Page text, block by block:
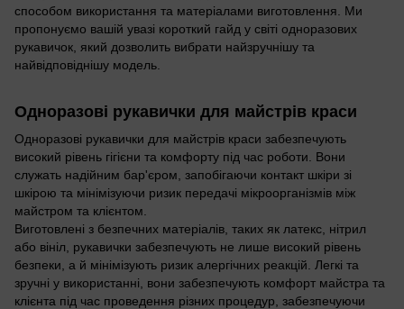
способом використання та матеріалами виготовлення. Ми
пропонуємо вашій увазі короткий гайд у світі одноразових
рукавичок, який дозволить вибрати найзручнішу та
найвідповіднішу модель.
Одноразові рукавички для майстрів краси
Одноразові рукавички для майстрів краси забезпечують
високий рівень гігієни та комфорту під час роботи. Вони
служать надійним бар'єром, запобігаючи контакт шкіри зі
шкірою та мінімізуючи ризик передачі мікроорганізмів між
майстром та клієнтом.
Виготовлені з безпечних матеріалів, таких як латекс, нітрил
або вініл, рукавички забезпечують не лише високий рівень
безпеки, а й мінімізують ризик алергічних реакцій. Легкі та
зручні у використанні, вони забезпечують комфорт майстра та
клієнта під час проведення різних процедур, забезпечуючи